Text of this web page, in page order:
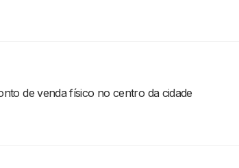
de venda físico no centro da cidade